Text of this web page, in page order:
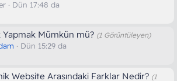
Dün 17:48 da
Mümkün mü? (1 Görüntüleyen)
Dün 15:29 da
Website Arasındaki Farklar Nedir? (1